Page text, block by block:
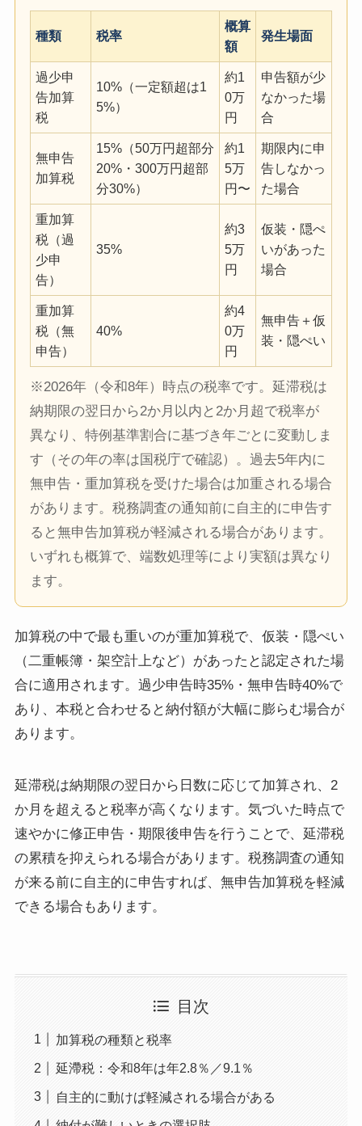
種類 税率
概算
額
発生場面
過少申
告加算
税
10%（一定額超は1
5%）
約1
0万
円
申告額が少
なかった場
合
無申告
加算税
15%（50万円超部分
20%・300万円超部
分30%）
約1
5万
円〜
期限内に申
告しなかっ
た場合
重加算
税（過
少申
告）
35%
約3
5万
円
仮装・隠ぺ
いがあった
場合
重加算
税（無
申告）
40%
約4
0万
円
無申告＋仮
装・隠ぺい
※2026年（令和8年）時点の税率です。延滞税は
納期限の翌日から2か月以内と2か月超で税率が
異なり、特例基準割合に基づき年ごとに変動しま
す（その年の率は国税庁で確認）。過去5年内に
無申告・重加算税を受けた場合は加重される場合
があります。税務調査の通知前に自主的に申告す
ると無申告加算税が軽減される場合があります。
いずれも概算で、端数処理等により実額は異なり
ます。
加算税の中で最も重いのが重加算税で、仮装・隠ぺい
（二重帳簿・架空計上など）があったと認定された場
合に適用されます。過少申告時35%・無申告時40%で
あり、本税と合わせると納付額が大幅に膨らむ場合が
あります。
延滞税は納期限の翌日から日数に応じて加算され、2
か月を超えると税率が高くなります。気づいた時点で
速やかに修正申告・期限後申告を行うことで、延滞税
の累積を抑えられる場合があります。税務調査の通知
が来る前に自主的に申告すれば、無申告加算税を軽減
できる場合もあります。
目次
加算税の種類と税率
延滯税：令和8年は年2.8％／9.1％
自主的に動けば軽減される場合がある